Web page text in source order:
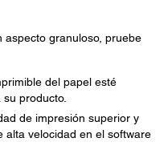
aspecto granuloso, pruebe
del papel esté
producto.
de impresión superior y
alta velocidad en el software